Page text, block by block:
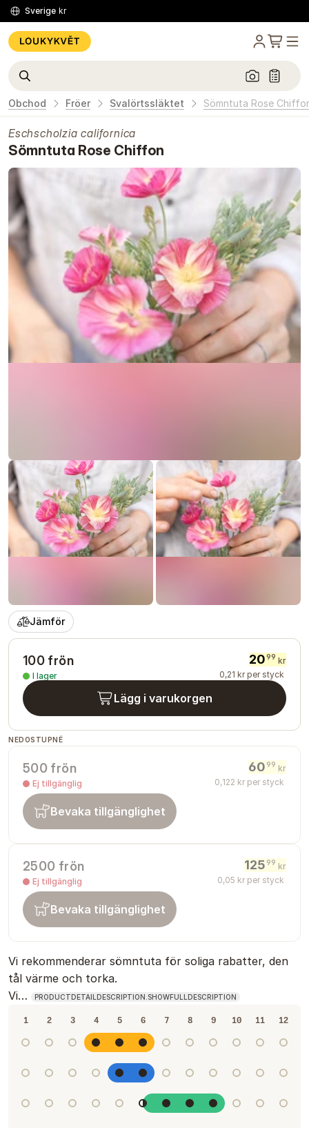
Sverige kr
Obchod Fröer Svalörtssläktet Sömntuta Rose
Eschscholzia californica
Sömntuta Rose Chiffon
Jämför
100 frön
I lager
2099 kr
0,21 kr per styck
Lägg i varukorgen
NEDOSTUPNÉ
500 frön
Ej tillgänglig
60 99 kr
0,122 kr per styck
Bevaka tillgänglighet
2500 frön
Ej tillgänglig
125 99 kr
0,05 kr per styck
Bevaka tillgänglighet
Vi rekommenderar sömntuta för soliga rabatter, den
tål värme och torka.
Vi…
PRODUCTDETAILDESCRIPTION.SHOWFULLDESCRIPTION
1 2 3 4 5 6 7 8 9 10 11 12